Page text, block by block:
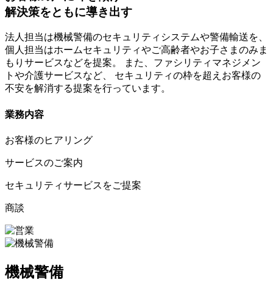
解決策をともに導き出す
法人担当は機械警備のセキュリティシステムや警備輸送を、
個人担当はホームセキュリティやご高齢者やお子さまのみま
もりサービスなどを提案。 また、ファシリティマネジメン
トや介護サービスなど、 セキュリティの枠を超えお客様の
不安を解消する提案を行っています。
業務内容
お客様のヒアリング
サービスのご案内
セキュリティサービスをご提案
商談
機械警備